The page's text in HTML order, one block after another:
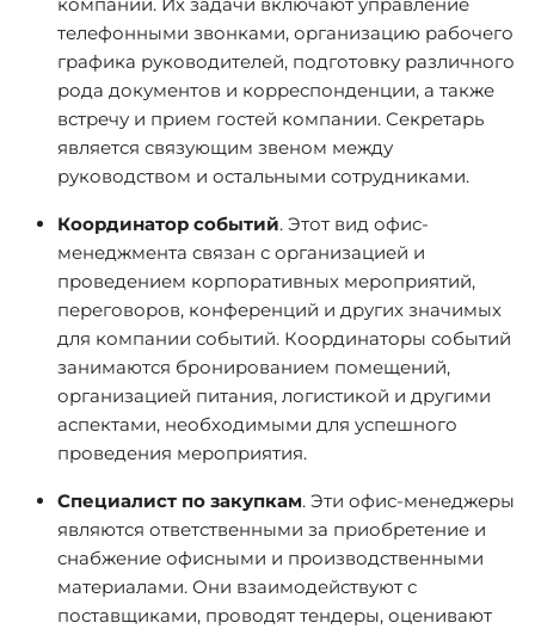
компании. Их задачи включают управление
телефонными звонками, организацию рабочего
графика руководителей, подготовку различного
рода документов и корреспонденции, а также
встречу и прием гостей компании. Секретарь
является связующим звеном между
руководством и остальными сотрудниками.
Координатор событий. Этот вид офис-
менеджмента связан с организацией и
проведением корпоративных мероприятий,
переговоров, конференций и других значимых
для компании событий. Координаторы событий
занимаются бронированием помещений,
организацией питания, логистикой и другими
аспектами, необходимыми для успешного
проведения мероприятия.
Специалист по закупкам. Эти офис-менеджеры
являются ответственными за приобретение и
снабжение офисными и производственными
материалами. Они взаимодействуют с
поставщиками, проводят тендеры, оценивают